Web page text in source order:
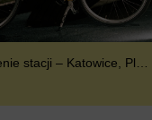
(Polski) Tymczasowe wyłączenie stacji – Katowice, Plac Sławika i Antala